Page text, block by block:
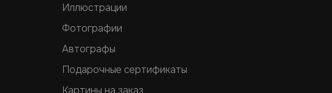
Иллюстрации
Фотографии
Автографы
Подарочные сертификаты
Картины на заказ